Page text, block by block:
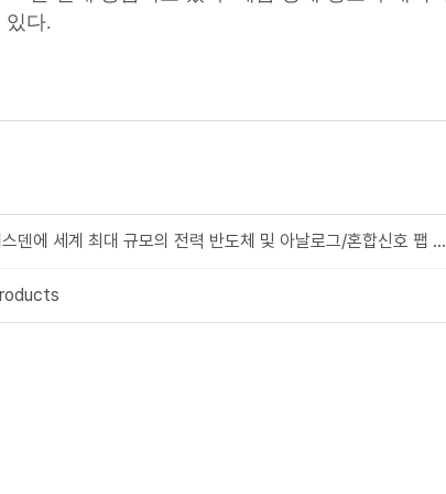
있다.
덴에 세계 최대 규모의 전력 반도체 및 아날로그/혼합신호 팹 ...